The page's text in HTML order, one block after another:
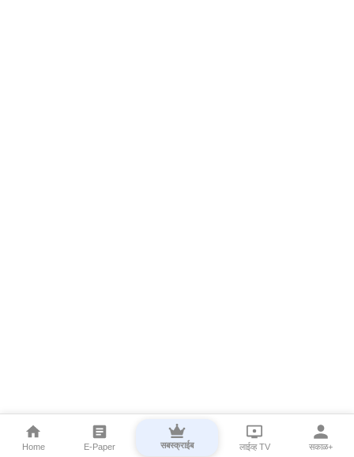
Home E-Paper सबस्क्राईब लाईव्ह TV सकाळ+